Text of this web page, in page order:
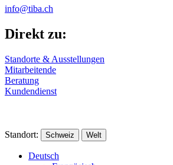
info@tiba.ch
Direkt zu:
Standorte & Ausstellungen
Mitarbeitende
Beratung
Kundendienst
Standort: Schweiz Welt
Deutsch